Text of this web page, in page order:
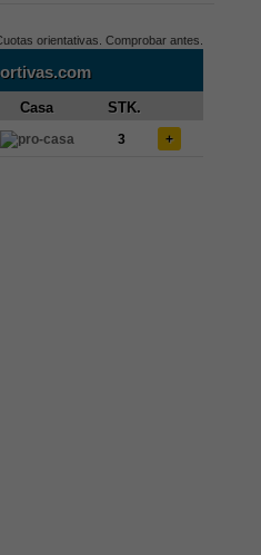
orientativas. Comprobar antes.
Casa STK.
3 +